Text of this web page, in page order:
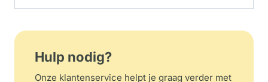
Hulp nodig?
Onze klantenservice helpt je graag verder met